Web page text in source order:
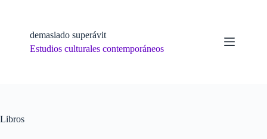
demasiado superávit
Estudios culturales contemporáneos
Libros